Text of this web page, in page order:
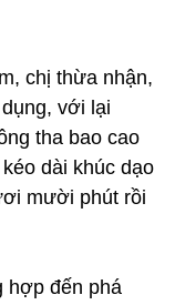
chị thừa nhận,
với lại
tha bao cao
dài khúc dạo
mười phút rồi
hợp đến phá